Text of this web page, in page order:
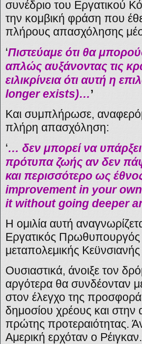
συνέδριο του Εργατικού
την κομβική φράση που
πλήρους απασχόλησης
‘Πιστεύαμε ότι θα
απλώς αυξάνοντας τις
ειλικρίνεια ότι αυτή η
longer exists)…’
Και συμπλήρωσε,
πλήρη απασχόληση:
‘… δεν μπορεί να
πρότυπα ζωής αν δεν
και περισσότερο ως
improvement in your
it without going deeper
Η ομιλία αυτή
Εργατικός Πρωθυπουργός
μεταπολεμικής
Ουσιαστικά, άνοιξε τον
αργότερα θα συνδέονταν
στον έλεγχο της
δημοσίου χρέους και
πρώτης προτεραιότητας.
Αμερική ερχόταν ο Ρέιγκαν.